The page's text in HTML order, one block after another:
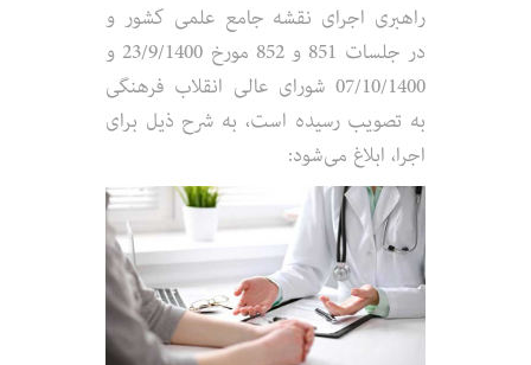
راهبری اجرای نقشه جامع علمی کشور و
در جلسات 851 و 852 مورخ 23/9/1400 و
07/10/1400 شورای عالی انقلاب فرهنگی
به تصویب رسیده است، به شرح ذیل برای
اجرا، ابلاغ می‌شود: